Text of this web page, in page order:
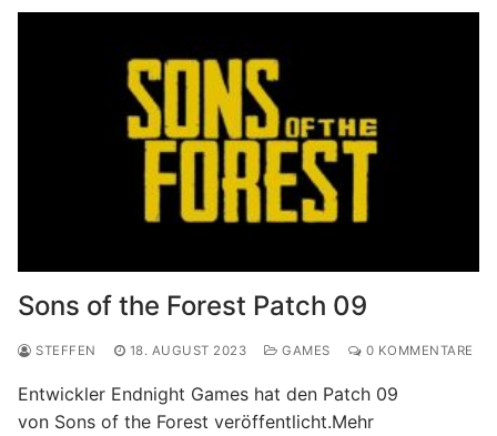
Sons of the Forest Patch 09
STEFFEN 18. AUGUST 2023 GAMES 0 KOMMENTARE
Entwickler Endnight Games hat den Patch 09
von Sons of the Forest veröffentlicht.Mehr